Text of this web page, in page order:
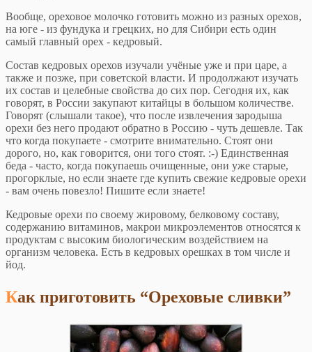
Вообще, ореховое молочко готовить можно из разных орехов,
на юге - из фундука и грецких, но для Сибири есть один
самый главный орех - кедровый.
Состав кедровых орехов изучали учёные уже и при царе, а
также и позже, при советской власти. И продолжают изучать
их состав и целебные свойства до сих пор. Сегодня их, как
говорят, в России закупают китайцы в большом количестве.
Говорят (слышали такое), что после извлечения зародыша
орехи без него продают обратно в Россию - чуть дешевле. Так
что когда покупаете - смотрите внимательно. Стоят они
дорого, но, как говорится, они того стоят. :-) Единственная
беда - часто, когда покупаешь очищенные, они уже старые,
прогорклые, но если знаете где купить свежие кедровые орехи
- вам очень повезло! Пишите если знаете!
Кедровые орехи по своему жировому, белковому составу,
содержанию витаминов, макрои микроэлементов относятся к
продуктам с высоким биологическим воздействием на
организм человека. Есть в кедровых орешках в том числе и
йод.
Как приготовить “Ореховые сливки”